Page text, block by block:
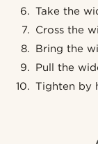
Take the
Cross the
Bring the
Pull the
Tighten by